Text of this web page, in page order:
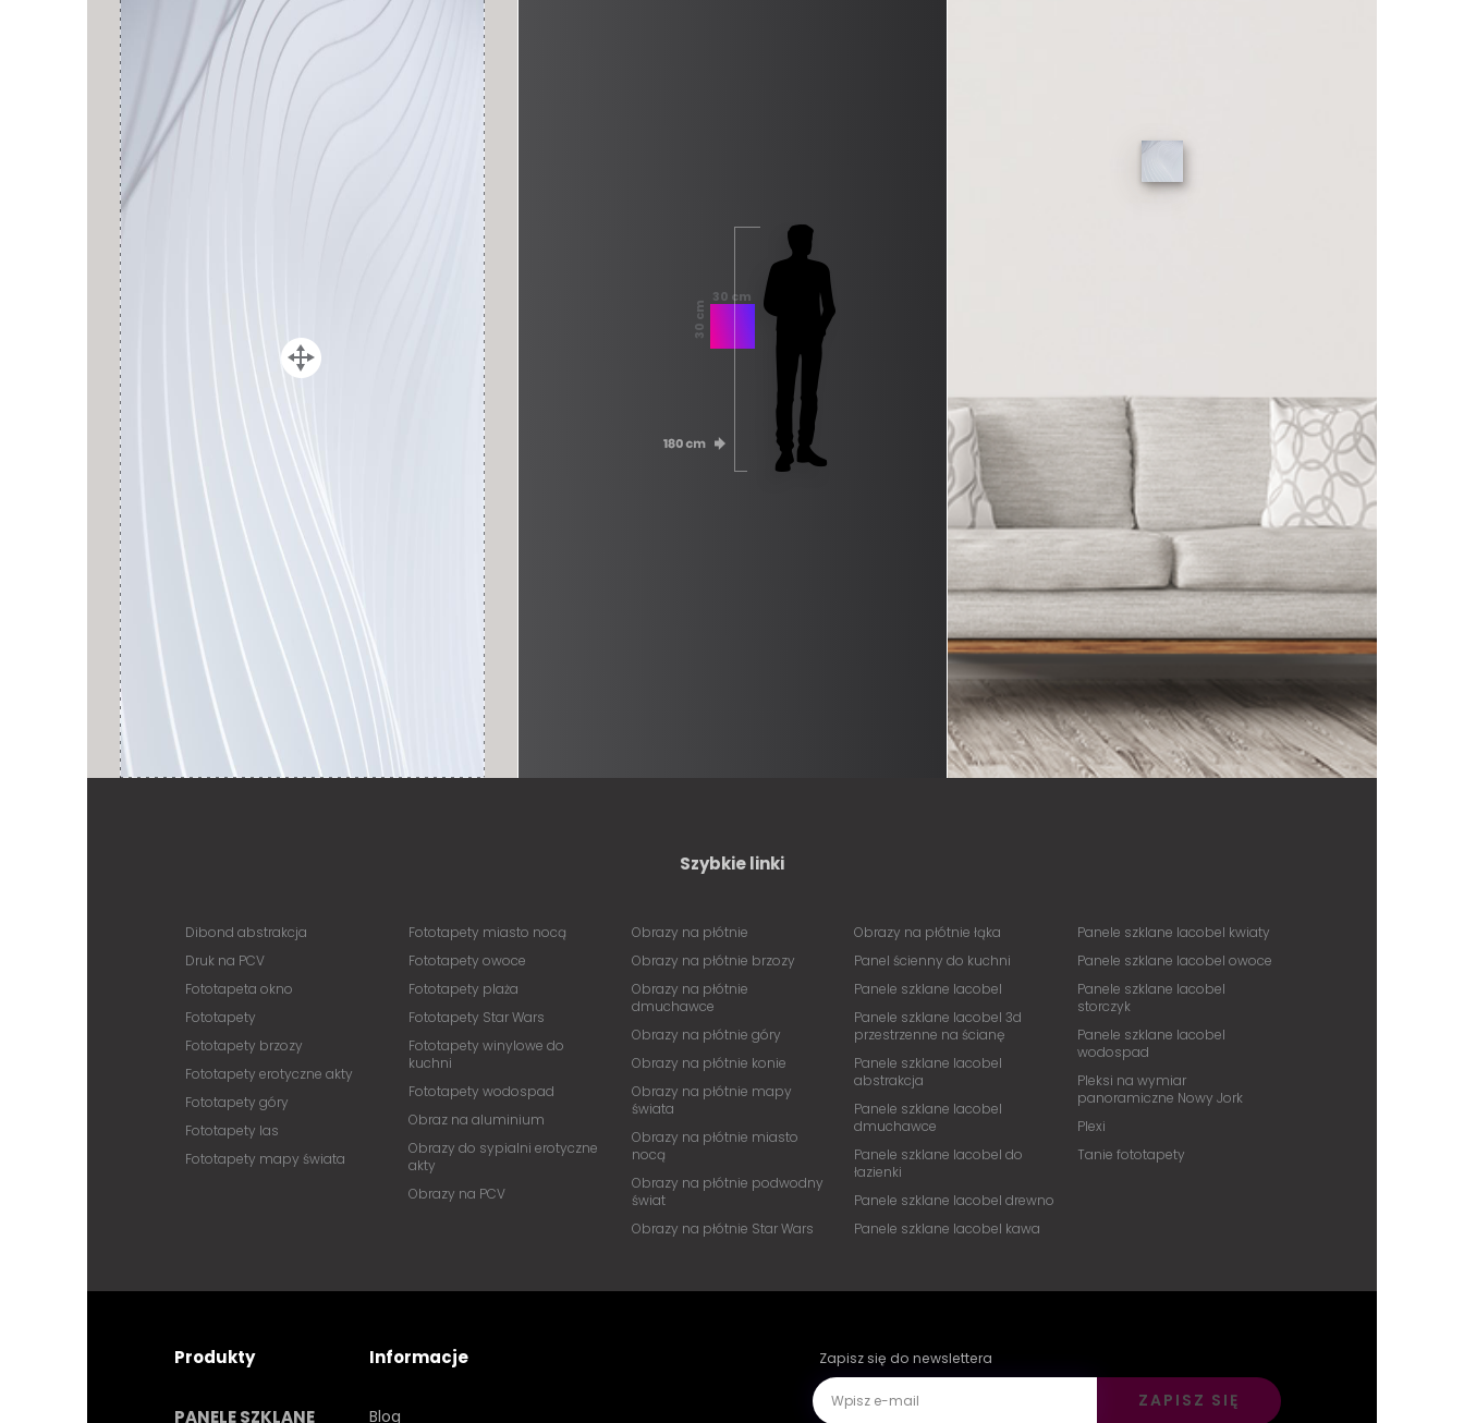
30 cm
30 cm
Szybkie linki
Dibond abstrakcja
Druk na PCV
Fototapeta okno
Fototapety
Fototapety brzozy
Fototapety erotyczne akty
Fototapety góry
Fototapety las
Fototapety mapy świata
Fototapety miasto nocą
Fototapety owoce
Fototapety plaża
Fototapety Star Wars
Fototapety winylowe do
kuchni
Fototapety wodospad
Obraz na aluminium
Obrazy do sypialni erotyczne
akty
Obrazy na PCV
Obrazy na płótnie
Obrazy na płótnie brzozy
Obrazy na płótnie
dmuchawce
Obrazy na płótnie góry
Obrazy na płótnie konie
Obrazy na płótnie mapy
świata
Obrazy na płótnie miasto
nocą
Obrazy na płótnie podwodny
świat
Obrazy na płótnie Star Wars
Obrazy na płótnie łąka
Panel ścienny do kuchni
Panele szklane lacobel
Panele szklane lacobel 3d
przestrzenne na ścianę
Panele szklane lacobel
abstrakcja
Panele szklane lacobel
dmuchawce
Panele szklane lacobel do
łazienki
Panele szklane lacobel drewno
Panele szklane lacobel kawa
Panele szklane lacobel kwiaty
Panele szklane lacobel owoce
Panele szklane lacobel
storczyk
Panele szklane lacobel
wodospad
Pleksi na wymiar
panoramiczne Nowy Jork
Plexi
Tanie fototapety
Produkty
PANELE SZKLANE
Informacje
Blog
Zapisz się do newslettera
ZAPISZ SIĘ